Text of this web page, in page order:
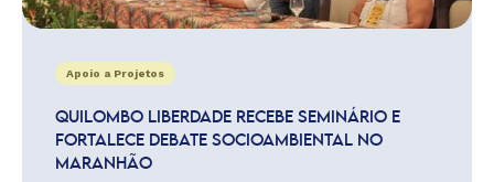
Apoio a Projetos
QUILOMBO LIBERDADE RECEBE SEMINÁRIO E
FORTALECE DEBATE SOCIOAMBIENTAL NO
MARANHÃO